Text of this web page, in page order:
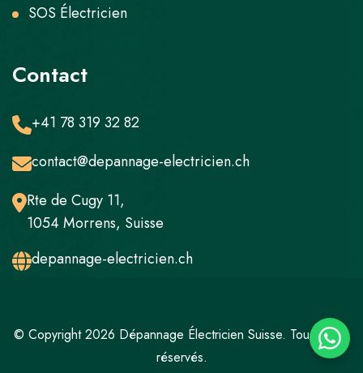
SOS Électricien
Contact
+41 78 319 32 82
contact@depannage-electricien.ch
Rte de Cugy 11,
1054 Morrens, Suisse
depannage-electricien.ch
© Copyright 2026 Dépannage Électricien Suisse. Tous droits
réservés.